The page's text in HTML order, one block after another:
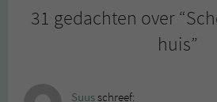
31 gedachten over “
huis”
Suusschreef: